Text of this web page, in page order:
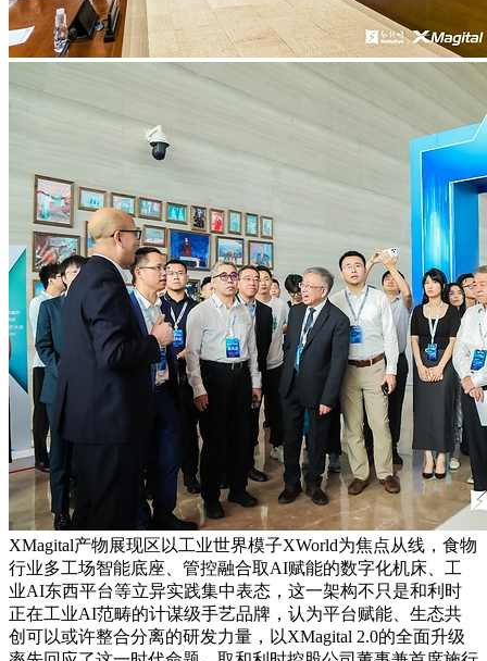
XMagital产物展现区以工业世界模子XWorld为焦点从线，食物
行业多工场智能底座、管控融合取AI赋能的数字化机床、工
业AI东西平台等立异实践集中表态，这一架构不只是和利时
正在工业AI范畴的计谋级手艺品牌，认为平台赋能、生态共
创可以或许整合分离的研发力量，以XMagital 2.0的全面升级